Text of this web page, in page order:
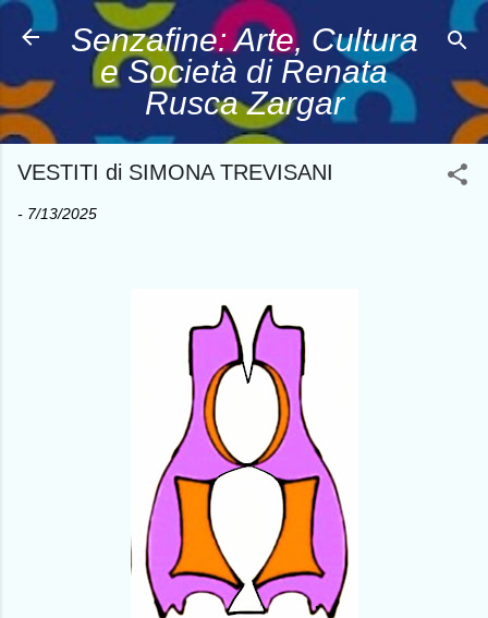
Passa ai contenuti principali
Senzafine: Arte, Cultura
e Società di Renata
Rusca Zargar
VESTITI di SIMONA TREVISANI
- 7/13/2025